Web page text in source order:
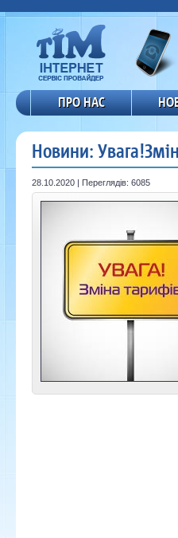
ПРО НАС
Новини:
28.10.2020 | Переглядів: 6085